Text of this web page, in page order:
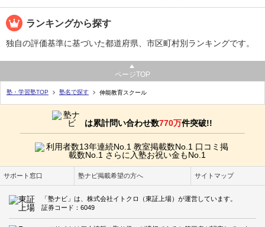
ランキングから探す
独自の評価基準に基づいた都道府県、市区町村別ランキングです。
ページTOP
塾・学習塾TOP 塾名で探す 伸能教育スクール
は累計問い合わせ数770万件突破!!
サポート窓口 塾ナビ掲載希望の方へ サイトマップ
「塾ナビ」は、株式会社イトクロ（東証上場）が運営しています。
証券コード：6049